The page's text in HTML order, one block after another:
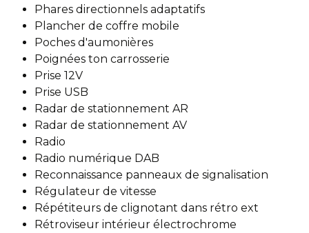
Phares directionnels adaptatifs
Plancher de coffre mobile
Poches d'aumonières
Poignées ton carrosserie
Prise 12V
Prise USB
Radar de stationnement AR
Radar de stationnement AV
Radio
Radio numérique DAB
Reconnaissance panneaux de signalisation
Régulateur de vitesse
Répétiteurs de clignotant dans rétro ext
Rétroviseur intérieur électrochrome